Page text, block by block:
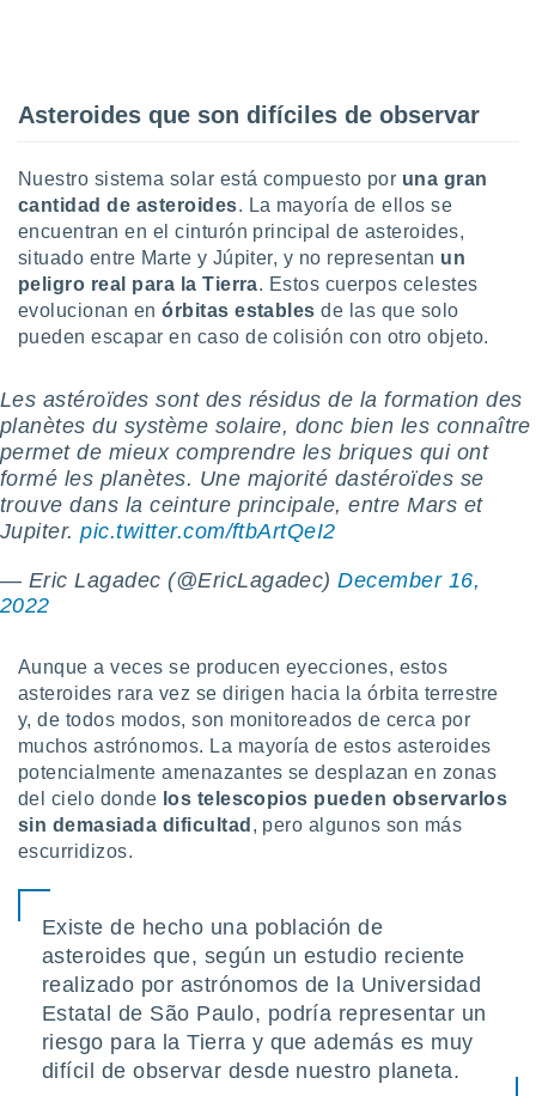
de que
el sitio
se
para
ni para
o
aunque
no
Puedes
acceder a
web a
únicos
similares
como
este sitio
IP
posible
traten tus
interés
a lo que
Para
Asteroides que son difíciles de observar
Nuestro sistema solar está compuesto por una gran
cantidad de asteroides. La mayoría de ellos se
encuentran en el cinturón principal de asteroides,
situado entre Marte y Júpiter, y no representan un
peligro real para la Tierra. Estos cuerpos celestes
evolucionan enórbitas estables de las que solo
pueden escapar en caso de colisión con otro objeto.
Les astéroïdes sont des résidus de la formation des
planètes du système solaire, donc bien les connaître
permet de mieux comprendre les briques qui ont
formé les planètes. Une majorité dastéroïdes se
trouve dans la ceinture principale, entre Mars et
Jupiter.pic.twitter.com/ftbArtQeI2
— Eric Lagadec (@EricLagadec)December 16,
2022
Aunque a veces se producen eyecciones, estos
asteroides rara vez se dirigen hacia la órbita terrestre
y, de todos modos, son monitoreados de cerca por
muchos astrónomos. La mayoría de estos asteroides
potencialmente amenazantes se desplazan en zonas
del cielo donde los telescopios pueden observarlos
sin demasiada dificultad , pero algunos son más
escurridizos.
Existe de hecho una población de
asteroides que, según un estudio reciente
realizado por astrónomos de la Universidad
Estatal de São Paulo, podría representar un
riesgo para la Tierra y que además es muy
difícil de observar desde nuestro planeta.